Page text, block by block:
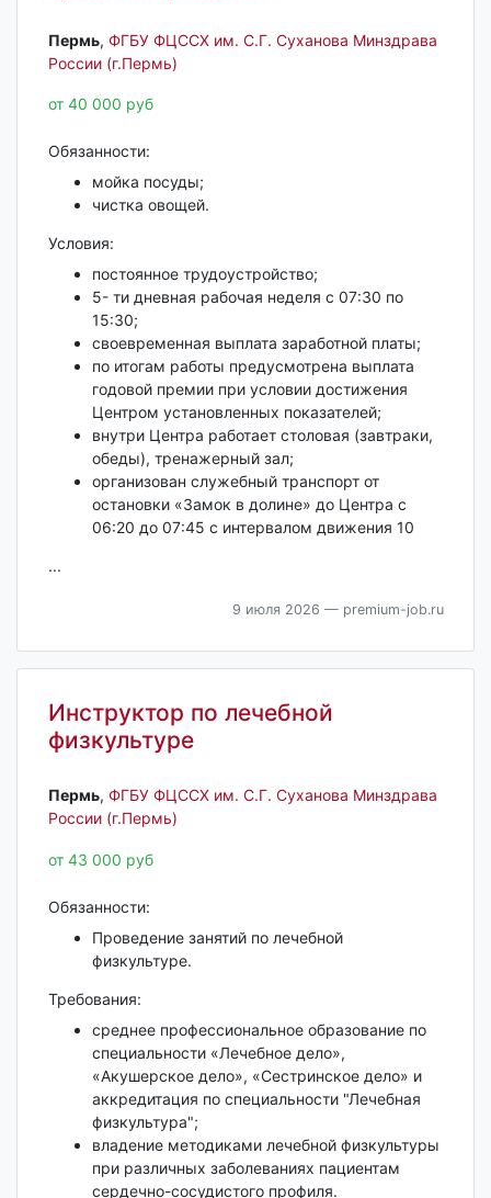
Пермь‎, ФГБУ ФЦССХ им. С.Г. Суханова Минздрава
России (г.Пермь)
от 40 000 руб
Обязанности:
мойка посуды;
чистка овощей.
Условия:
постоянное трудоустройство;
5- ти дневная рабочая неделя с 07:30 по
15:30;
​своевременная выплата заработной платы;
по итогам работы предусмотрена выплата
годовой премии при условии достижения
Центром установленных показателей;
внутри Центра работает столовая (завтраки,
обеды), тренажерный зал;
организован служебный транспорт от
остановки «Замок в долине» до Центра c
06:20 до 07:45 с интервалом движения 10
...
9 июля 2026 — premium-job.ru
Инструктор по лечебной
физкультуре
Пермь‎, ФГБУ ФЦССХ им. С.Г. Суханова Минздрава
России (г.Пермь)
от 43 000 руб
Обязанности:
Проведение занятий по лечебной
физкультуре.
Требования:
среднее профессиональное образование по
специальности «Лечебное дело»,
«Акушерское дело», «Сестринское дело» и
аккредитация по специальности "Лечебная
физкультура";
владение методиками лечебной физкультуры
при различных заболеваниях пациентам
сердечно-сосудистого профиля.